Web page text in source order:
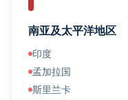
南亚及太平洋地区
印度
孟加拉国
斯里兰卡